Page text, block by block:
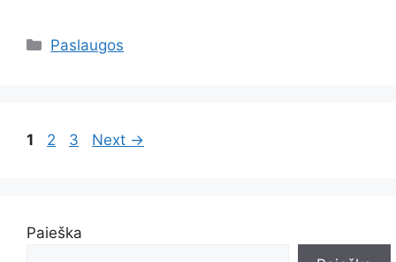
Kategorijos
Paslaugos
Page
1 Page
2 Page
3 Next →
Paieška